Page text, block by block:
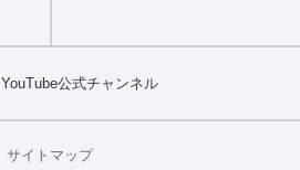
YouTube公式チャンネル
サイトマップ